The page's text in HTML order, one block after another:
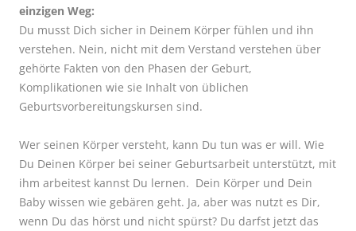
einzigen Weg:
Du musst Dich sicher in Deinem Körper fühlen und ihn
verstehen. Nein, nicht mit dem Verstand verstehen über
gehörte Fakten von den Phasen der Geburt,
Komplikationen wie sie Inhalt von üblichen
Geburtsvorbereitungskursen sind.
Wer seinen Körper versteht, kann Du tun was er will. Wie
Du Deinen Körper bei seiner Geburtsarbeit unterstützt, mit
ihm arbeitest kannst Du lernen. Dein Körper und Dein
Baby wissen wie gebären geht. Ja, aber was nutzt es Dir,
wenn Du das hörst und nicht spürst? Du darfst jetzt das